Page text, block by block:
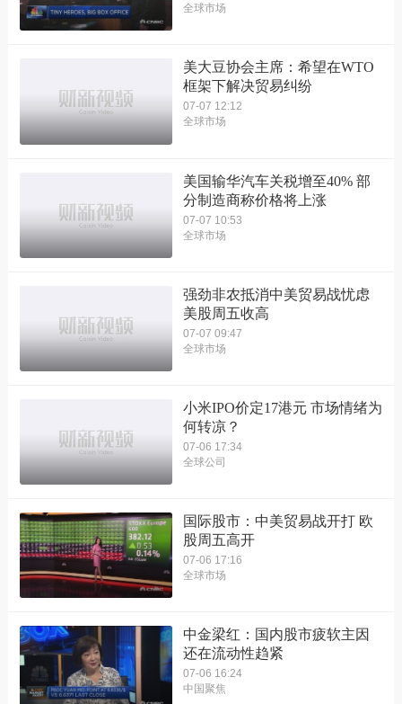
全球市场
美大豆协会主席：希望在WTO
框架下解决贸易纠纷
07-07 12:12
全球市场
美国输华汽车关税增至40% 部
分制造商称价格将上涨
07-07 10:53
全球市场
强劲非农抵消中美贸易战忧虑
美股周五收高
07-07 09:47
全球市场
小米IPO价定17港元 市场情绪为
何转凉？
07-06 17:34
全球公司
国际股市：中美贸易战开打 欧
股周五高开
07-06 17:16
全球市场
中金梁红：国内股市疲软主因
还在流动性趋紧
07-06 16:24
中国聚焦